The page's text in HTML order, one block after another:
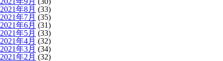
2021年8月 (33)
2021年7月 (35)
2021年6月 (31)
2021年5月 (33)
2021年4月 (32)
2021年3月 (34)
2021年2月 (32)